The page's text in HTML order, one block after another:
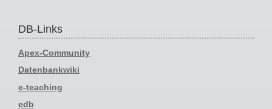
DB-Links
Apex-Community
Datenbankwiki
e-teaching
edb